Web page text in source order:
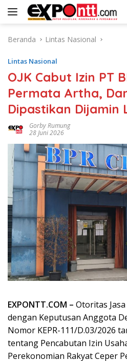
Langsung
Beranda
Lintas Nasional
Lintas Nasional
OJK Cabut Izin PT
Permata Artha,
Dipastikan Dijamin
Gorby Rumung
28 Juni 2026
EXPONTT.COM – Otoritas
dengan Keputusan Anggota
Nomor KEPR-111/D.03/2026
tentang Pencabutan Izin
Perekonomian Rakyat Ceper